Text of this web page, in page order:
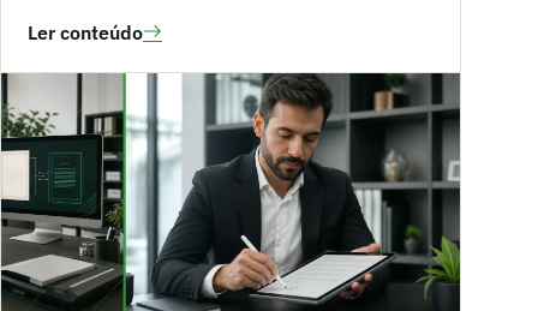
Ler conteúdo